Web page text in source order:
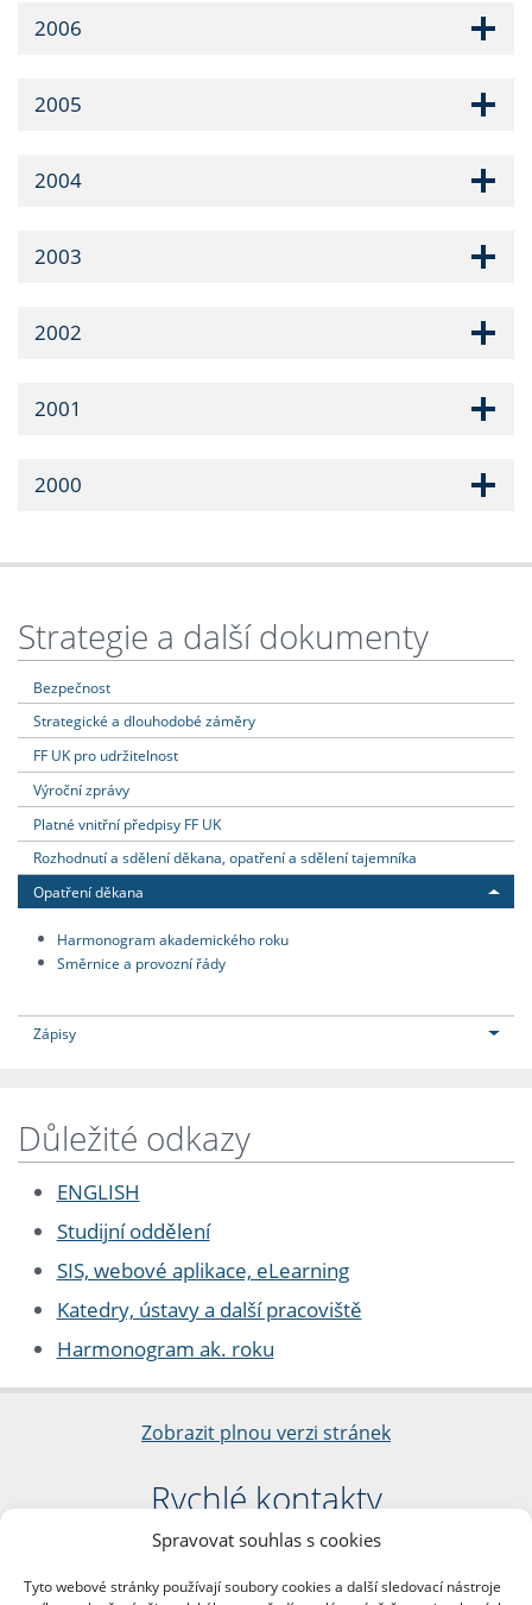
Spravovat souhlas s cookies
Tyto webové stránky používají soubory cookies a další sledovací nástroje
2006
2005
2004
2003
2002
2001
2000
Strategie a další dokumenty
Bezpečnost
Strategické a dlouhodobé záměry
FF UK pro udržitelnost
Výroční zprávy
Platné vnitřní předpisy FF UK
Rozhodnutí a sdělení děkana, opatření a sdělení tajemníka
Opatření děkana
Harmonogram akademického roku
Směrnice a provozní řády
Zápisy
Důležité odkazy
ENGLISH
Studijní oddělení
SIS, webové aplikace, eLearning
Katedry, ústavy a další pracoviště
Harmonogram ak. roku
Zobrazit plnou verzi stránek
Rychlé kontakty
Filozofická fakulta
nám. Jana Palacha 1/2